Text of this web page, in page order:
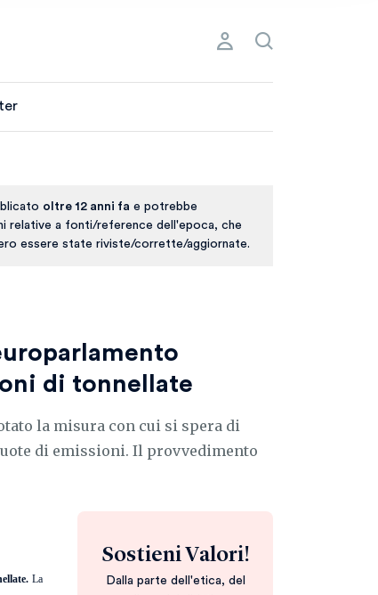
oltre 12 anni fa e potrebbe
relative a fonti/reference dell'epoca, che
essere state riviste/corrette/aggiornate.
di tonnellate
la misura con cui si spera di
di emissioni. Il provvedimento
La
Sostieni Valori!
Dalla parte dell'etica, del